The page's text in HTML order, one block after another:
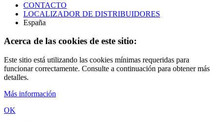
CONTACTO
LOCALIZADOR DE DISTRIBUIDORES
España
Acerca de las cookies de este sitio:
Este sitio está utilizando las cookies mínimas requeridas para
funcionar correctamente. Consulte a continuación para obtener más
detalles.
Más información
OK